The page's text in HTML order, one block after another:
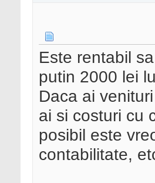
Este rentabil
putin 2000 lei
Daca ai
ai si costuri cu
posibil este
contabilitate,